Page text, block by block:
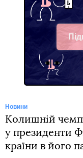
Новини
Колишній
у президенти
країни в його